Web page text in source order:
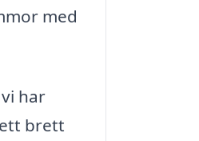
med
har
brett